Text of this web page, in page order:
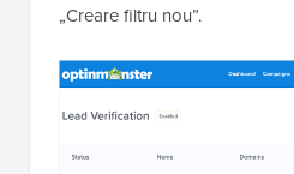
„Creare filtru nou”.